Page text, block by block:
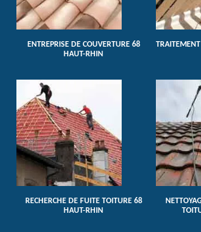
ENTREPRISE DE COUVERTURE 68
HAUT-RHIN
RECHERCHE DE FUITE TOITURE 68
HAUT-RHIN